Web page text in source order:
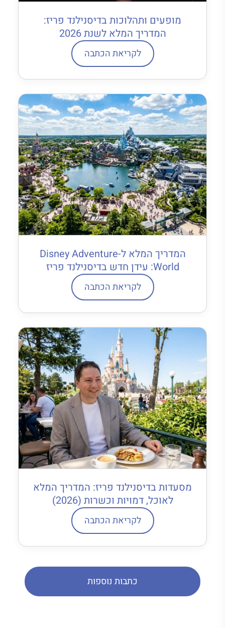
מופעים ותהלוכות בדיסנילנד פריז:
המדריך המלא לשנת 2026
לקריאת הכתבה
המדריך המלא ל-Disney Adventure
World: עידן חדש בדיסנילנד פריז
לקריאת הכתבה
מסעדות בדיסנילנד פריז: המדריך המלא
לאוכל, דמויות וכשרות (2026)
לקריאת הכתבה
כתבות נוספות